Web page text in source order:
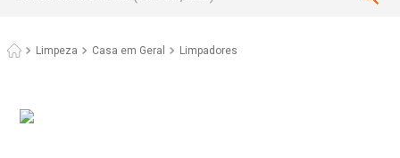
Limpeza Casa em Geral Limpadores